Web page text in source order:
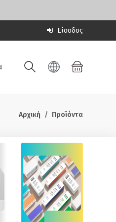
Είσοδος
Αρχική Προϊόντα